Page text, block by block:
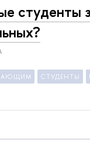
студенты
СТУДЕНТЫ